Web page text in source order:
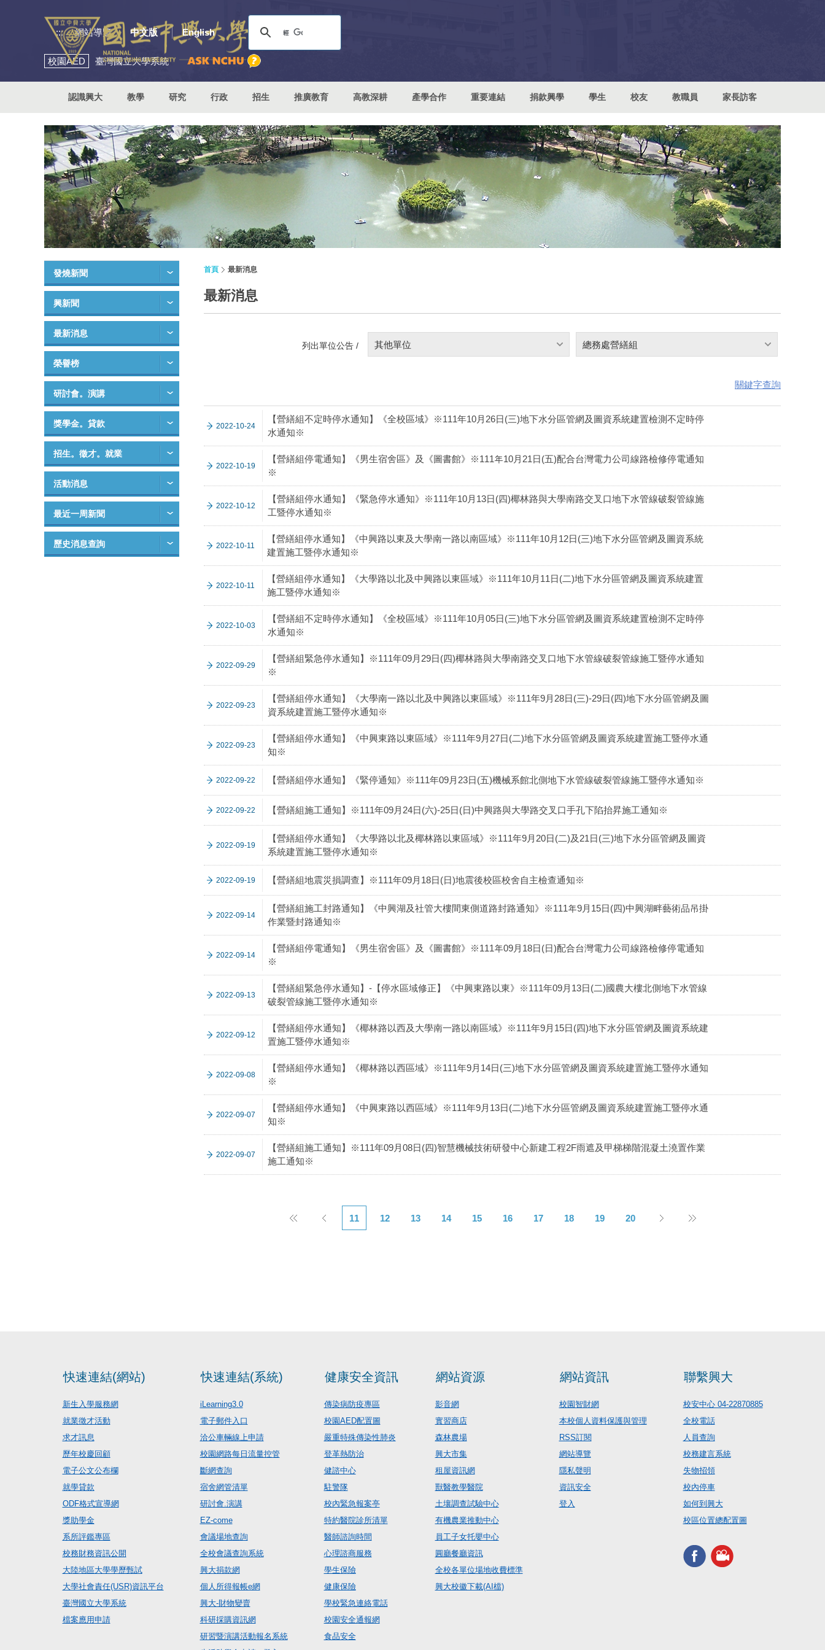
::: 網站導覽 中文版 English
校園AED 臺灣國立大學系統
認識興大 教學 研究 行政 招生 推廣教育 高教深耕 產學合作 重要連結 捐款興學 學生 校友 教職員 家長訪客
發燒新聞
興新聞
最新消息
榮譽榜
研討會。演講
獎學金。貸款
招生。徵才。就業
活動消息
最近一周新聞
歷史消息查詢
首頁 最新消息
最新消息
列出單位公告 / 其他單位 總務處營繕組
關鍵字查詢
2022-10-24
【營繕組不定時停水通知】《全校區域》※111年10月26日(三)地下水分區管網及圖資系統建置檢測不定時停
水通知※
2022-10-19
【營繕組停電通知】《男生宿舍區》及《圖書館》※111年10月21日(五)配合台灣電力公司線路檢修停電通知
※
2022-10-12
【營繕組停水通知】《緊急停水通知》※111年10月13日(四)椰林路與大學南路交叉口地下水管線破裂管線施
工暨停水通知※
2022-10-11
【營繕組停水通知】《中興路以東及大學南一路以南區域》※111年10月12日(三)地下水分區管網及圖資系統
建置施工暨停水通知※
2022-10-11
【營繕組停水通知】《大學路以北及中興路以東區域》※111年10月11日(二)地下水分區管網及圖資系統建置
施工暨停水通知※
2022-10-03
【營繕組不定時停水通知】《全校區域》※111年10月05日(三)地下水分區管網及圖資系統建置檢測不定時停
水通知※
2022-09-29
【營繕組緊急停水通知】※111年09月29日(四)椰林路與大學南路交叉口地下水管線破裂管線施工暨停水通知
※
2022-09-23
【營繕組停水通知】《大學南一路以北及中興路以東區域》※111年9月28日(三)-29日(四)地下水分區管網及圖
資系統建置施工暨停水通知※
2022-09-23
【營繕組停水通知】《中興東路以東區域》※111年9月27日(二)地下水分區管網及圖資系統建置施工暨停水通
知※
2022-09-22 【營繕組停水通知】《緊停通知》※111年09月23日(五)機械系館北側地下水管線破裂管線施工暨停水通知※
2022-09-22 【營繕組施工通知】※111年09月24日(六)-25日(日)中興路與大學路交叉口手孔下陷抬昇施工通知※
2022-09-19
【營繕組停水通知】《大學路以北及椰林路以東區域》※111年9月20日(二)及21日(三)地下水分區管網及圖資
系統建置施工暨停水通知※
2022-09-19 【營繕組地震災損調查】※111年09月18日(日)地震後校區校舍自主檢查通知※
2022-09-14
【營繕組施工封路通知】《中興湖及社管大樓間東側道路封路通知》※111年9月15日(四)中興湖畔藝術品吊掛
作業暨封路通知※
2022-09-14
【營繕組停電通知】《男生宿舍區》及《圖書館》※111年09月18日(日)配合台灣電力公司線路檢修停電通知
※
2022-09-13
【營繕組緊急停水通知】-【停水區域修正】《中興東路以東》※111年09月13日(二)國農大樓北側地下水管線
破裂管線施工暨停水通知※
2022-09-12
【營繕組停水通知】《椰林路以西及大學南一路以南區域》※111年9月15日(四)地下水分區管網及圖資系統建
置施工暨停水通知※
2022-09-08
【營繕組停水通知】《椰林路以西區域》※111年9月14日(三)地下水分區管網及圖資系統建置施工暨停水通知
※
2022-09-07
【營繕組停水通知】《中興東路以西區域》※111年9月13日(二)地下水分區管網及圖資系統建置施工暨停水通
知※
2022-09-07
【營繕組施工通知】※111年09月08日(四)智慧機械技術研發中心新建工程2F雨遮及甲梯梯階混凝土澆置作業
施工通知※
11 12 13 14 15 16 17 18 19 20
快速連結(網站)
新生入學服務網
就業徵才活動
求才訊息
歷年校慶回顧
電子公文公布欄
就學貸款
ODF格式宣導網
獎助學金
系所評鑑專區
校務財務資訊公開
大陸地區大學學歷甄試
大學社會責任(USR)資訊平台
臺灣國立大學系統
檔案應用申請
快速連結(系統)
iLearning3.0
電子郵件入口
洽公車輛線上申請
校園網路每日流量控管
斷網查詢
宿舍網管清單
研討會.演講
EZ-come
會議場地查詢
全校會議查詢系統
興大捐款網
個人所得報帳e網
興大-財物變賣
科研採購資訊網
研習暨演講活動報名系統
健康安全資訊
傳染病防疫專區
校園AED配置圖
嚴重特殊傳染性肺炎
登革熱防治
健諮中心
駐警隊
校內緊急報案亭
特約醫院診所清單
醫師諮詢時間
心理諮商服務
學生保險
健康保險
學校緊急連絡電話
校園安全通報網
食品安全
網站資源
影音網
實習商店
森林農場
興大市集
租屋資訊網
獸醫教學醫院
土壤調查試驗中心
有機農業推動中心
員工子女托嬰中心
圓廳餐廳資訊
全校各單位場地收費標準
興大校徽下載(AI檔)
網站資訊
校園智財網
本校個人資料保護與管理
RSS訂閱
網站導覽
隱私聲明
資訊安全
登入
聯繫興大
校安中心 04-22870885
全校電話
人員查詢
校務建言系統
失物招領
校內停車
如何到興大
校區位置總配置圖